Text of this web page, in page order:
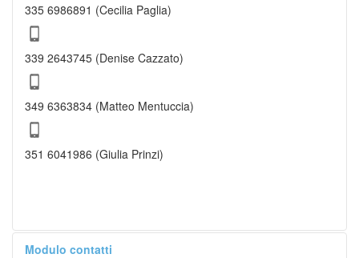
335 6986891 (Cecilia Paglia)
339 2643745 (Denise Cazzato)
349 6363834 (Matteo Mentuccia)
351 6041986 (Giulia Prinzi)
Modulo contatti